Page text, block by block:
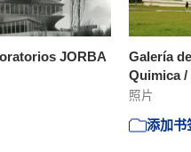
JORBA
Galería
Quimica /
照片
添加书